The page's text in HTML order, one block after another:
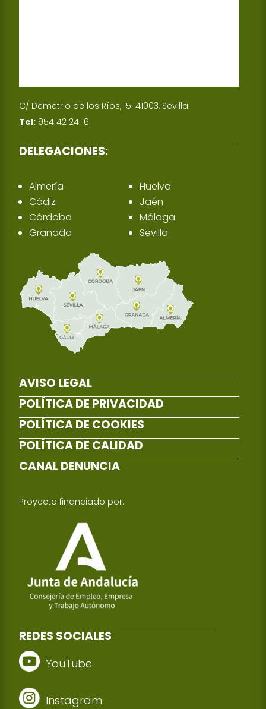
C/ Demetrio de los Ríos, 15. 41003, Sevilla
Tel: 954 42 24 16
DELEGACIONES:
Almería
Cádiz
Córdoba
Granada
Huelva
Jaén
Málaga
Sevilla
AVISO LEGAL
POLÍTICA DE PRIVACIDAD
POLÍTICA DE COOKIES
POLÍTICA DE CALIDAD
CANAL DENUNCIA
Proyecto financiado por:
REDES SOCIALES
YouTube
Instagram